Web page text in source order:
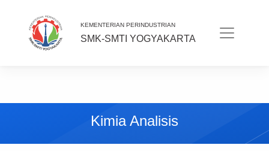
KEMENTERIAN PERINDUSTRIAN
SMK-SMTI YOGYAKARTA
Kimia Analisis